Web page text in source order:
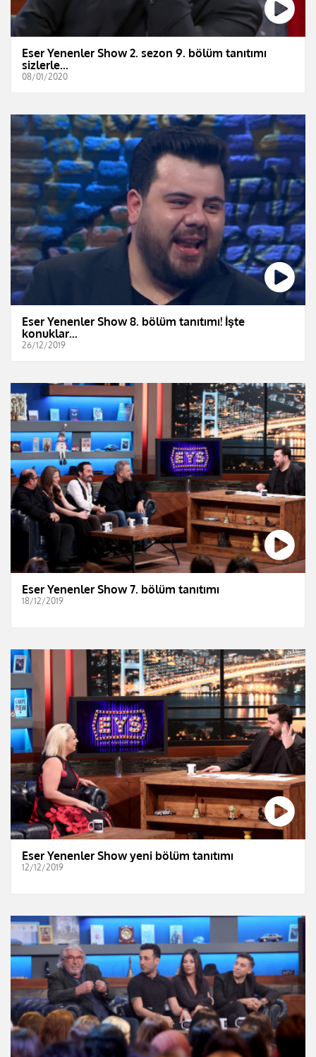
Eser Yenenler Show 2. sezon 9. bölüm tanıtımı
sizlerle...
08/01/2020
Eser Yenenler Show 8. bölüm tanıtımı! İşte
konuklar...
26/12/2019
Eser Yenenler Show 7. bölüm tanıtımı
18/12/2019
Eser Yenenler Show yeni bölüm tanıtımı
12/12/2019